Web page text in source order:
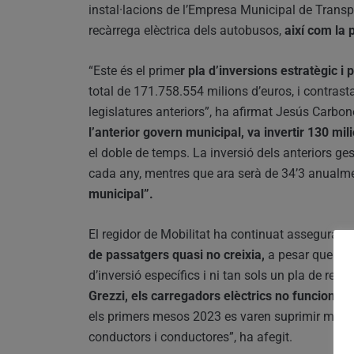
instal·lacions de l’Empresa Municipal de
recàrrega elèctrica dels autobusos, així com la
“Este és el primer pla d’inversions estratègic i
total de 171.758.554 milions d’euros, i
legislatures anteriors”, ha afirmat Jesús
l’anterior govern municipal, va invertir 130
el doble de temps. La inversió dels anteriors
cada any, mentres que ara serà de 34’3
municipal”.
El regidor de Mobilitat ha continuat assegurat
de passatgers quasi no creixia, a pesar que ja
d’inversió específics i ni tan sols un pla de
Grezzi, els carregadors elèctrics no
els primers mesos 2023 es varen suprimir més
conductors i conductores”, ha afegit.